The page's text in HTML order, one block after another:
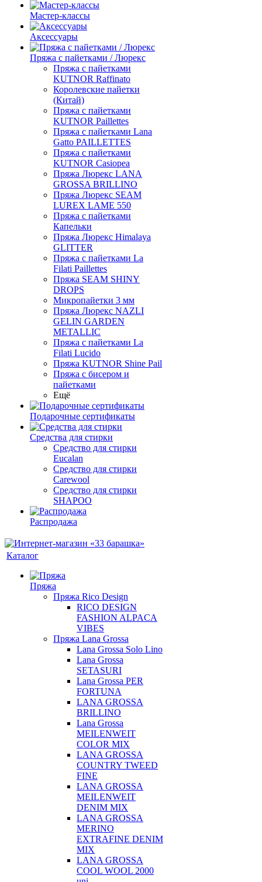
Мастер-классы
Аксессуары
Пряжа с пайетками / Люрекс
Пряжа с пайетками
KUTNOR Raffinato
Королевские пайетки
(Китай)
Пряжа с пайетками
KUTNOR Paillettes
Пряжа с пайетками Lana
Gatto PAILLETTES
Пряжа с пайетками
KUTNOR Casiopea
Пряжа Люрекс LANA
GROSSA BRILLINO
Пряжа Люрекс SEAM
LUREX LAME 550
Пряжа с пайетками
Капельки
Пряжа Люрекс Himalaya
GLITTER
Пряжа с пайетками La
Filati Paillettes
Пряжа SEAM SHINY
DROPS
Микропайетки 3 мм
Пряжа Люрекс NAZLI
GELIN GARDEN
METALLIC
Пряжа с пайетками La
Filati Lucido
Пряжа KUTNOR Shine Pail
Пряжа с бисером и
пайетками
Ещё
Подарочные сертификаты
Средства для стирки
Средство для стирки
Eucalan
Средство для стирки
Carewool
Средство для стирки
SHAPOO
Распродажа
Каталог
Пряжа
Пряжа Rico Design
RICO DESIGN
FASHION ALPACA
VIBES
Пряжа Lana Grossa
Lana Grossa Solo Lino
Lana Grossa
SETASURI
Lana Grossa PER
FORTUNA
LANA GROSSA
BRILLINO
Lana Grossa
MEILENWEIT
COLOR MIX
LANA GROSSA
COUNTRY TWEED
FINE
LANA GROSSA
MEILENWEIT
DENIM MIX
LANA GROSSA
MERINO
EXTRAFINE DENIM
MIX
LANA GROSSA
COOL WOOL 2000